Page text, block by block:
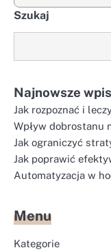
Szukaj
Najnowsze
Jak rozpoznać i
Wpływ dobrostanu
Jak ograniczyć
Jak poprawić
Automatyzacja w
Menu
Kategorie